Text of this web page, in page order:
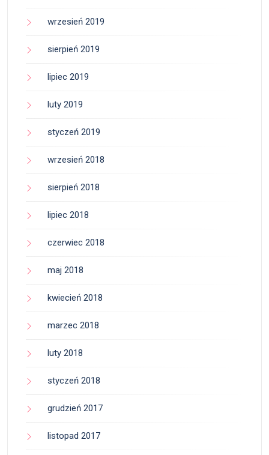
wrzesień 2019
sierpień 2019
lipiec 2019
luty 2019
styczeń 2019
wrzesień 2018
sierpień 2018
lipiec 2018
czerwiec 2018
maj 2018
kwiecień 2018
marzec 2018
luty 2018
styczeń 2018
grudzień 2017
listopad 2017